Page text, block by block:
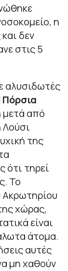
η
δεν
στις 5
αλυσιδωτές
Πόρσια
μετά από
Λούσι
της
ότι τηρεί
Το
Ακρωτηρίου
χώρας,
είναι
άτομα.
αυτές
μη χαθούν